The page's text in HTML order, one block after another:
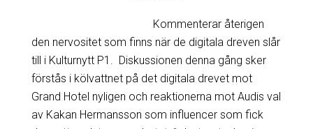
Kommenterar återigen
den nervositet som finns när de digitala dreven slår
till i Kulturnytt P1. Diskussionen denna gång sker
förstås i kölvattnet på det digitala drevet mot
Grand Hotel nyligen och reaktionerna mot Audis val
av Kakan Hermansson som influencer som fick